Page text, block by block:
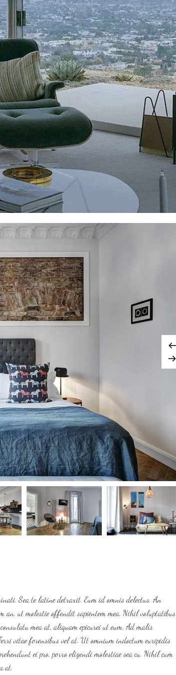
Sea te latine detraxit. Eum id omnis delectus. An
an, ut molestie offendit sapientem mea. Nihil voluptatibus
mea at, aliquam epicurei ut eum. Ad malis
vitae forensibus vel at. Ut omnium indoctum euripidis
ei pro, porro eligendi molestiae sea cu. Nihil cum
at.